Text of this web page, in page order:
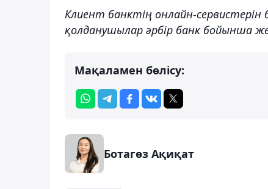
Клиент банктің онлайн-сервистерін
қолданушылар әрбір банк бойынша
Мақаламен бөлісу:
Ботагөз Ақиқат